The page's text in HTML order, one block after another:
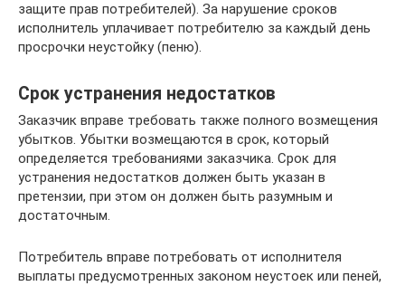
защите прав потребителей). За нарушение сроков
исполнитель уплачивает потребителю за каждый день
просрочки неустойку (пеню).
Срок устранения недостатков
Заказчик вправе требовать также полного возмещения
убытков. Убытки возмещаются в срок, который
определяется требованиями заказчика. Срок для
устранения недостатков должен быть указан в
претензии, при этом он должен быть разумным и
достаточным.
Потребитель вправе потребовать от исполнителя
выплаты предусмотренных законом неустоек или пеней,